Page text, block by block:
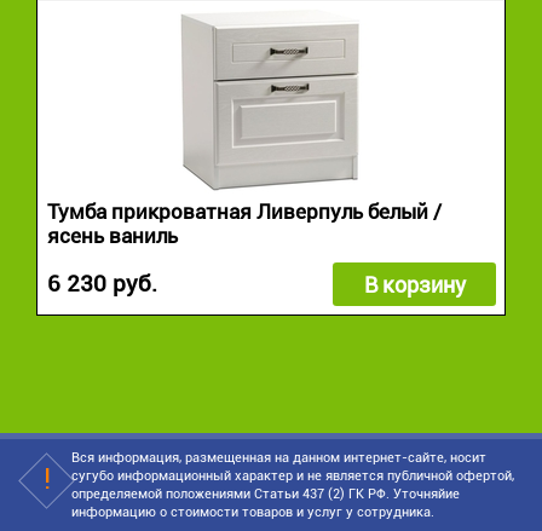
Тумба прикроватная Ливерпуль белый /
ясень ваниль
6 230 руб. В корзину
Вся информация, размещенная на данном интернет-сайте, носит
сугубо информационный характер и не является публичной офертой,
определяемой положениями Статьи 437 (2) ГК РФ. Уточняйие
информацию о стоимости товаров и услуг у сотрудника.